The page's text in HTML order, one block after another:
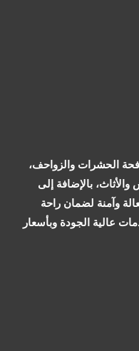
الحشرات والزواحف،
بالإضافة إلى
وآمنة لضمان راحة
عالية الجودة وبأسعار